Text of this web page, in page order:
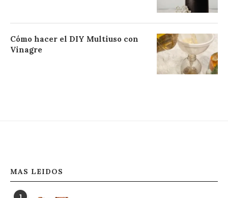
Cómo hacer el DIY Multiuso con
Vinagre
MAS LEIDOS